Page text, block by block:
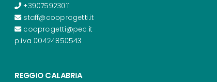
+39075923011
staff@cooprogetti.it
cooprogetti@pec.it
p.iva 00424850543
REGGIO CALABRIA